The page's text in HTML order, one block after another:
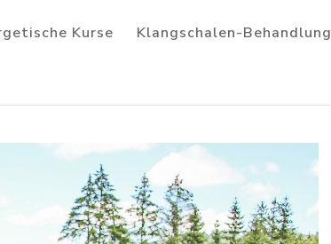
Kurse Klangschalen-Behandlung